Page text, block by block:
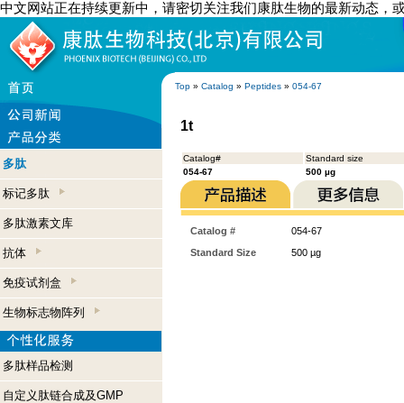
中文网站正在持续更新中，请密切关注我们康肽生物的最新动态，
Top » Catalog » Peptides » 054-67
多肽
标记多肽
多肽激素文库
抗体
免疫试剂盒
生物标志物阵列
多肽样品检测
自定义肽链合成及GMP
1t
Catalog#
Standard size
054-67
500 µg
Catalog #
054-67
Standard Size
500 µg